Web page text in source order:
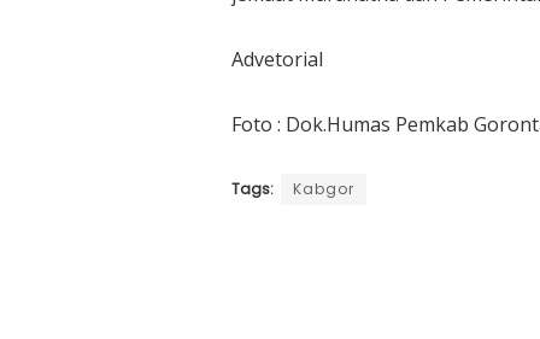
Advetorial
Foto : Dok.Humas Pemkab
Tags: Kabgor